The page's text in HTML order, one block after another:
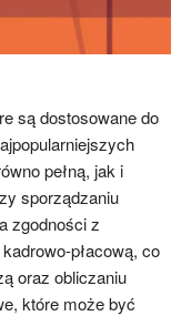
są dostosowane do
pełną, jak i
sporządzaniu
zgodności z
płacową, co
oraz obliczaniu
które może być